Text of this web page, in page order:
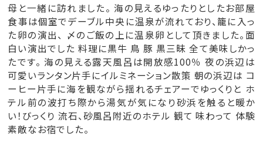
母と一緒に訪れました。 海の見えるゆったりとしたお部屋
食事は個室でデーブル中央に温泉が流れており、籠に入っ
た卵の演出、 〆のご飯の上に温泉卵として頂きました。面
白い演出でした 料理に黒牛 鳥 豚 黒三昧 全て美味しかっ
たです。 海の見える露天風呂は開放感100％ 夜の浜辺は
可愛いランタン片手にイルミネーション散策 朝の浜辺は コ
ーヒー片手に海を観ながら揺れるチェアーでゆっくりと ホ
テル前の波打ち際から湯気が気になり砂浜を触ると暖か
い！びっくり 流石、砂風呂附近のホテル 観て 味わって 体験
素敵なお宿でした。